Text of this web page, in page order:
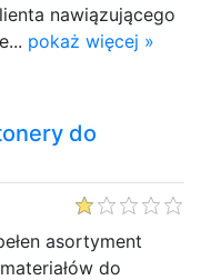
nawiązującego
pokaż więcej »
do
asortyment
do